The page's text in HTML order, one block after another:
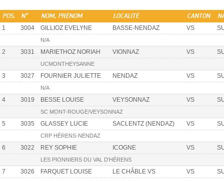
POS. N° NOM, PRÉNOM LOCALITÉ CANTON
1 3004 GILLIOZ EVELYNE BASSE-NENDAZ VS
N/A
2 3031 MARIETHOZ NORIAH VIONNAZ VS
UCMONTHEYSANNE
3 3027 FOURNIER JULIETTE NENDAZ VS
N/A
4 3019 BESSE LOUISE VEYSONNAZ VS
SC MONT-ROUGE/VEYSONNAZ
5 3035 GLASSEY LUCIE SACLENTZ (NENDAZ) VS
CRP HÉRENS-NENDAZ
6 3022 REY SOPHIE ICOGNE VS
LES PIONNIERS DU VAL D'HÉRENS
7 3026 FARQUET LOUISE LE CHÂBLE VS VS